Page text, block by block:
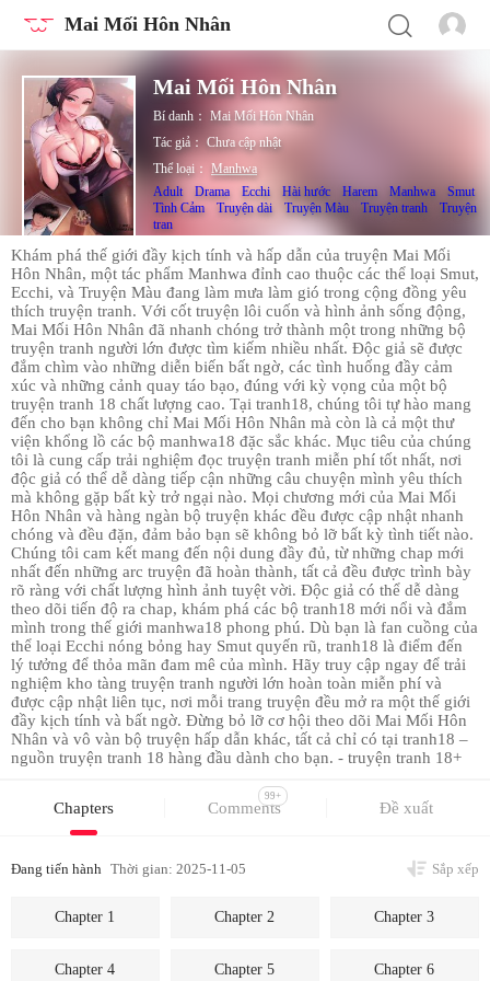
Mai Mối Hôn Nhân
Mai Mối Hôn Nhân
Bí danh： Mai Mối Hôn Nhân
Tác giả： Chưa cập nhật
Thể loại： Manhwa
Adult
Drama Ecchi Hài hước Harem Manhwa
Smut
Tình Cảm
Truyện dài Truyện Màu Truyện tranh
Truyện
tran
Khám phá thế giới đầy kịch tính và hấp dẫn của truyện Mai Mối
Hôn Nhân, một tác phẩm Manhwa đỉnh cao thuộc các thể loại Smut,
Ecchi, và Truyện Màu đang làm mưa làm gió trong cộng đồng yêu
thích truyện tranh. Với cốt truyện lôi cuốn và hình ảnh sống động,
Mai Mối Hôn Nhân đã nhanh chóng trở thành một trong những bộ
truyện tranh người lớn được tìm kiếm nhiều nhất. Độc giả sẽ được
đắm chìm vào những diễn biến bất ngờ, các tình huống đầy cảm
xúc và những cảnh quay táo bạo, đúng với kỳ vọng của một bộ
truyện tranh 18 chất lượng cao. Tại tranh18, chúng tôi tự hào mang
đến cho bạn không chỉ Mai Mối Hôn Nhân mà còn là cả một thư
viện khổng lồ các bộ manhwa18 đặc sắc khác. Mục tiêu của chúng
tôi là cung cấp trải nghiệm đọc truyện tranh miễn phí tốt nhất, nơi
độc giả có thể dễ dàng tiếp cận những câu chuyện mình yêu thích
mà không gặp bất kỳ trở ngại nào. Mọi chương mới của Mai Mối
Hôn Nhân và hàng ngàn bộ truyện khác đều được cập nhật nhanh
chóng và đều đặn, đảm bảo bạn sẽ không bỏ lỡ bất kỳ tình tiết nào.
Chúng tôi cam kết mang đến nội dung đầy đủ, từ những chap mới
nhất đến những arc truyện đã hoàn thành, tất cả đều được trình bày
rõ ràng với chất lượng hình ảnh tuyệt vời. Độc giả có thể dễ dàng
theo dõi tiến độ ra chap, khám phá các bộ tranh18 mới nổi và đắm
mình trong thế giới manhwa18 phong phú. Dù bạn là fan cuồng của
thể loại Ecchi nóng bỏng hay Smut quyến rũ, tranh18 là điểm đến
lý tưởng để thỏa mãn đam mê của mình. Hãy truy cập ngay để trải
nghiệm kho tàng truyện tranh người lớn hoàn toàn miễn phí và
được cập nhật liên tục, nơi mỗi trang truyện đều mở ra một thế giới
đầy kịch tính và bất ngờ. Đừng bỏ lỡ cơ hội theo dõi Mai Mối Hôn
Nhân và vô vàn bộ truyện hấp dẫn khác, tất cả chỉ có tại tranh18 –
nguồn truyện tranh 18 hàng đầu dành cho bạn. - truyện tranh 18+
Chapters Comments
99+
Đề xuất
Đang tiến hành Thời gian: 2025-11-05 Sắp xếp
Chapter 1 Chapter 2 Chapter 3
Chapter 4 Chapter 5 Chapter 6